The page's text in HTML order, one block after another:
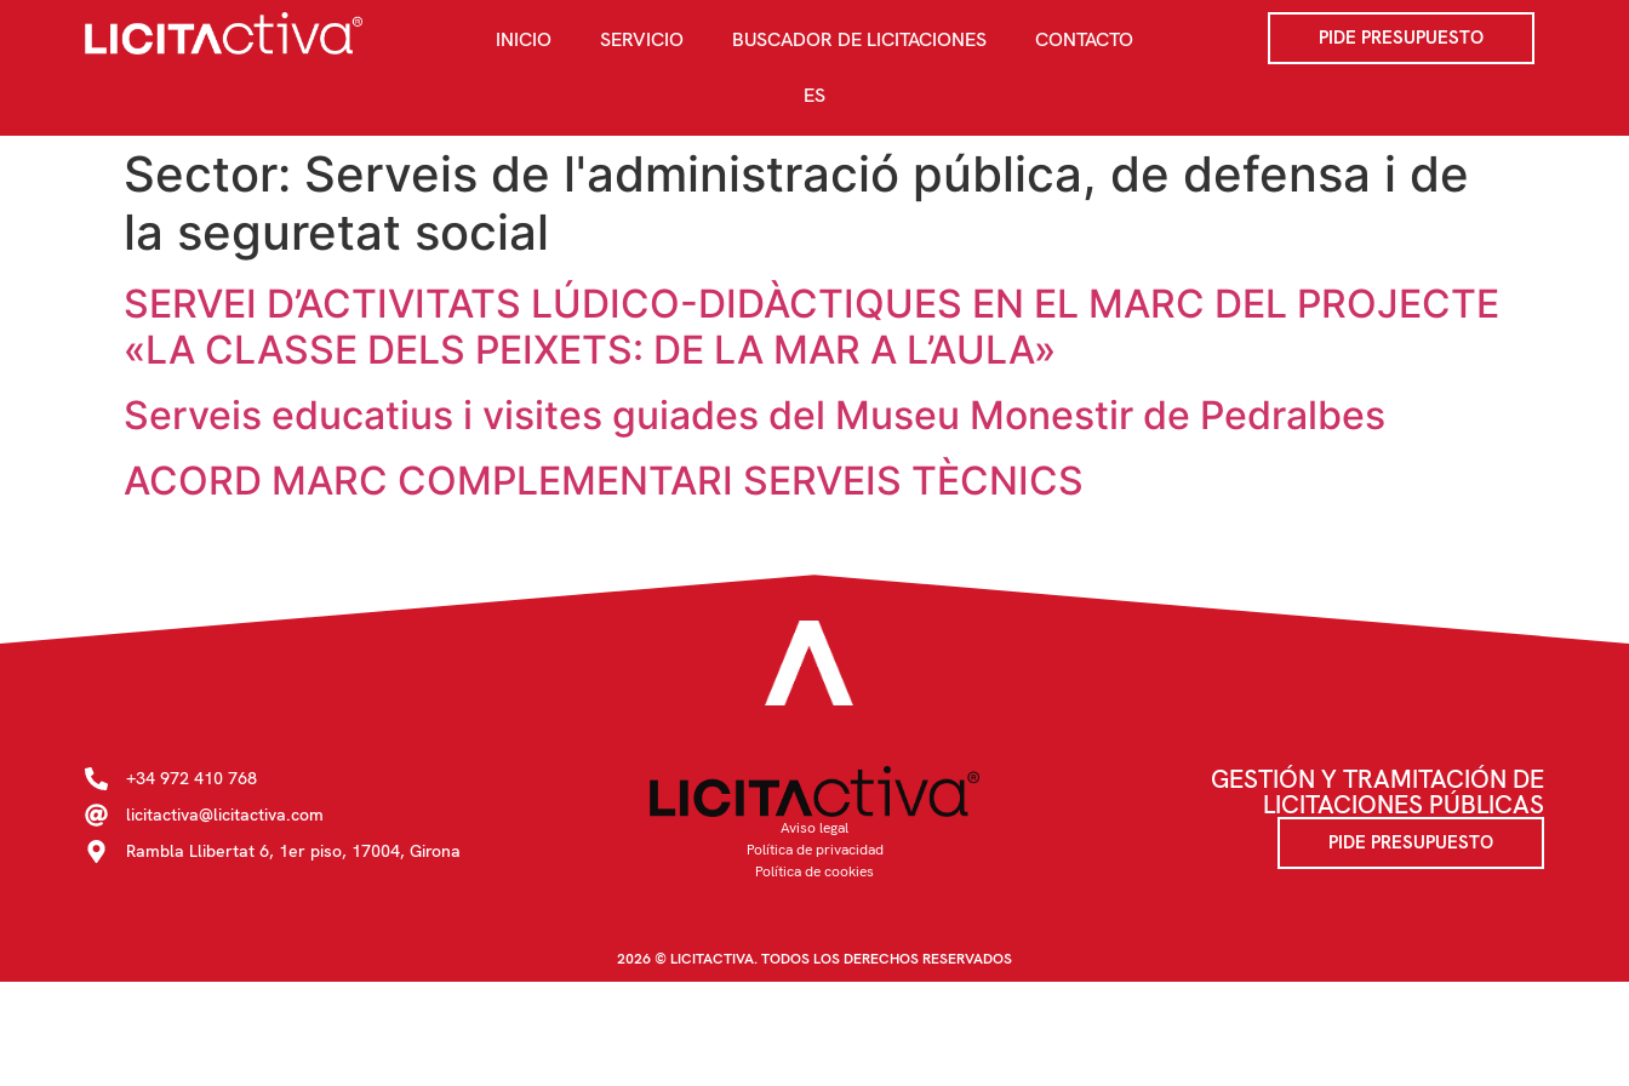
INICIO SERVICIO BUSCADOR DE LICITACIONES CONTACTO
ES
PIDE PRESUPUESTO
Sector: Serveis de l'administració pública, de defensa i de
la seguretat social
SERVEI D’ACTIVITATS LÚDICO-DIDÀCTIQUES EN EL MARC DEL PROJECTE
«LA CLASSE DELS PEIXETS: DE LA MAR A L’AULA»
Serveis educatius i visites guiades del Museu Monestir de Pedralbes
ACORD MARC COMPLEMENTARI SERVEIS TÈCNICS
+34 972 410 768
licitactiva@licitactiva.com
Rambla Llibertat 6, 1er piso, 17004, Girona
Aviso legal
Política de privacidad
Política de cookies
GESTIÓN Y TRAMITACIÓN DE
LICITACIONES PÚBLICAS
PIDE PRESUPUESTO
2026 © LICITACTIVA. TODOS LOS DERECHOS RESERVADOS